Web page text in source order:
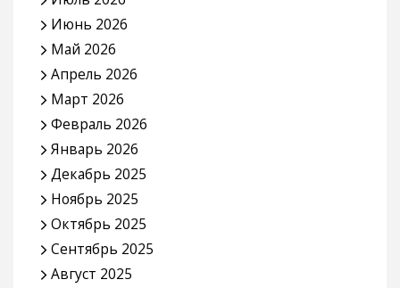
Июнь 2026
Май 2026
Апрель 2026
Март 2026
Февраль 2026
Январь 2026
Декабрь 2025
Ноябрь 2025
Октябрь 2025
Сентябрь 2025
Август 2025